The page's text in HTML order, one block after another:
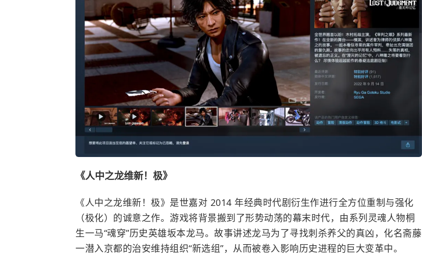
《人中之龙维新！极》
《人中之龙维新！极》是世嘉对 2014 年经典时代剧衍生作进行全方位重制与强化
（极化）的诚意之作。游戏将背景搬到了形势动荡的幕末时代，由系列灵魂人物桐
生一马“魂穿”历史英雄坂本龙马。故事讲述龙马为了寻找刺杀养父的真凶，化名斋藤
一潜入京都的治安维持组织“新选组”，从而被卷入影响历史进程的巨大变革中。